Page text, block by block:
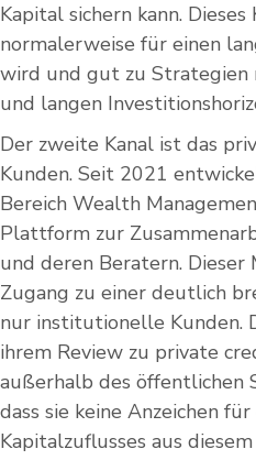
Kapital sichern kann.
normalerweise für einen
wird und gut zu Strategien
und langen
Der zweite Kanal ist das
Kunden. Seit 2021
Bereich Wealth
Plattform zur
und deren Beratern.
Zugang zu einer deutlich
nur institutionelle Kunden.
ihrem Review zu private
außerhalb des öffentlichen
dass sie keine Anzeichen
Kapitalzuflusses aus